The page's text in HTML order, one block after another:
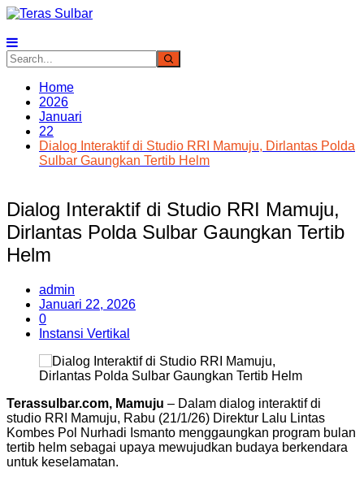
Skip
content
Home
2026
Januari
22
Dialog Interaktif di Studio RRI Mamuju, Dirlantas Polda
Sulbar Gaungkan Tertib Helm
Dialog Interaktif di Studio RRI Mamuju,
Dirlantas Polda Sulbar Gaungkan Tertib
Helm
admin
Januari 22, 2026
0
Instansi Vertikal
Terassulbar.com, Mamuju – Dalam dialog interaktif di
studio RRI Mamuju, Rabu (21/1/26) Direktur Lalu Lintas
Kombes Pol Nurhadi Ismanto menggaungkan program bulan
tertib helm sebagai upaya mewujudkan budaya berkendara
untuk keselamatan.